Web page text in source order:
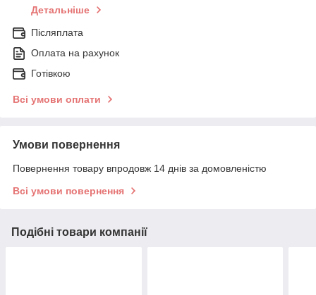
Детальніше
Післяплата
Оплата на рахунок
Готівкою
Всі умови оплати
Умови повернення
Повернення товару впродовж 14 днів за домовленістю
Всі умови повернення
Подібні товари компанії